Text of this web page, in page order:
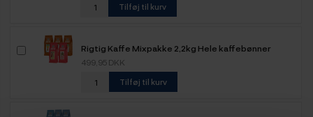
Tilføj til kurv
Rigtig Kaffe Mixpakke 2,2kg Hele kaffebønner
499,95 DKK
Tilføj til kurv